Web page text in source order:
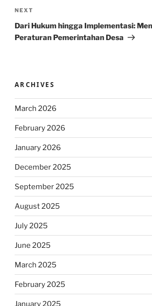
Next
Post
NEXT
Dari Hukum hingga Implementasi:
Peraturan Pemerintahan Desa
ARCHIVES
March 2026
February 2026
January 2026
December 2025
September 2025
August 2025
July 2025
June 2025
March 2025
February 2025
January 2025